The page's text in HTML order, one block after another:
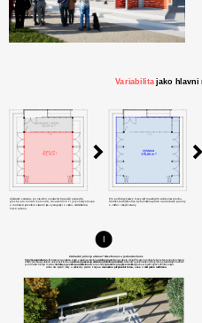
víkendu se tu klidně
nebo proběhne workshop.
Přirozenou součástí návrhu
před stávající hospodou,
výsadbu nových stromů. Ty
stín a ochrání posezení
bude příjemná pivní
stromů, odkud je přímý
celém areálu. Vzniká tak
které má potenciál
zrovna nekoná žádná
vizuálnímu potlačení
výrazu hospody s